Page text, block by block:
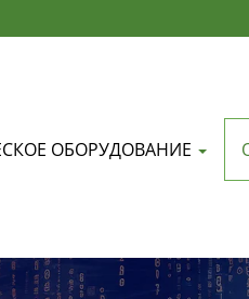
ОБОРУДОВАНИЕ